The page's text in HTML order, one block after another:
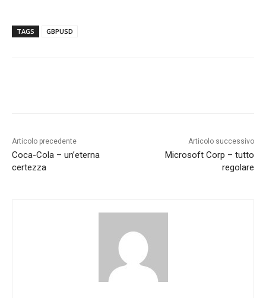
TAGS GBPUSD
Articolo precedente
Coca-Cola – un’eterna
certezza
Articolo successivo
Microsoft Corp – tutto
regolare